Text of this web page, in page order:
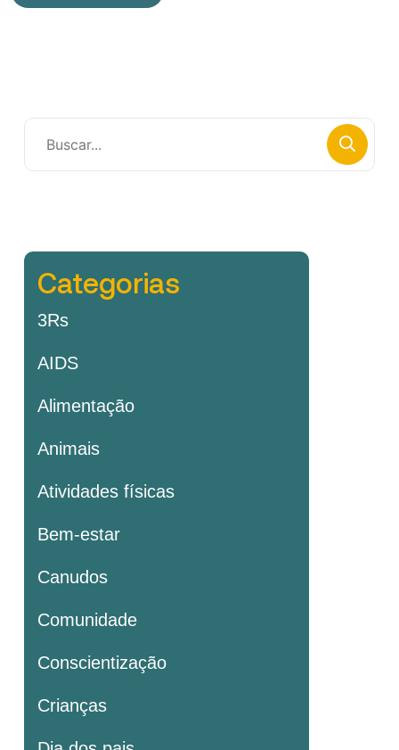
Categorias
3Rs
AIDS
Alimentação
Animais
Atividades físicas
Bem-estar
Canudos
Comunidade
Conscientização
Crianças